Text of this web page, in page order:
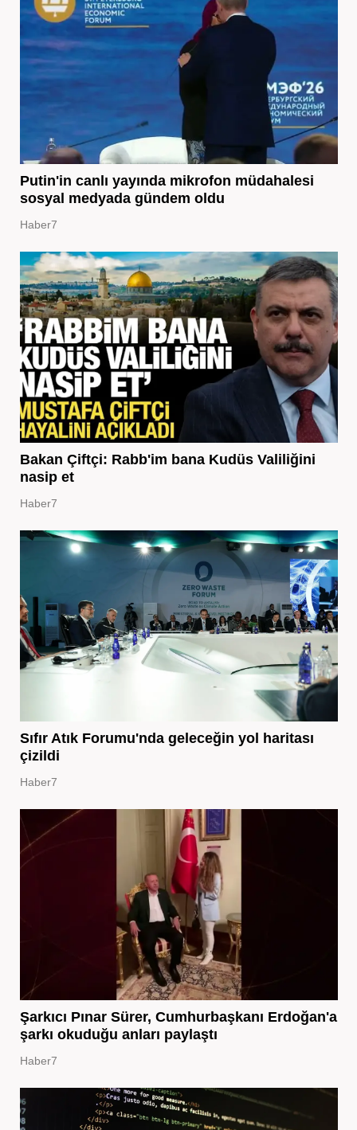
Putin'in canlı yayında mikrofon müdahalesi
sosyal medyada gündem oldu
Haber7
Bakan Çiftçi: Rabb'im bana Kudüs Valiliğini
nasip et
Haber7
Sıfır Atık Forumu'nda geleceğin yol haritası
çizildi
Haber7
Şarkıcı Pınar Sürer, Cumhurbaşkanı Erdoğan'a
şarkı okuduğu anları paylaştı
Haber7